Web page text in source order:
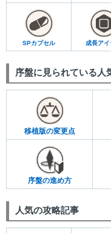
SPカプセル 成長アイ
序盤に見られている人
移植版の変更点
序盤の進め方
人気の攻略記事